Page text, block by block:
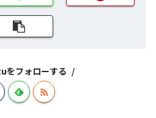
をフォローする